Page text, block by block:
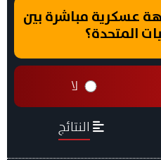
عسكرية مباشرة بين
المتحدة؟
لا
النتائج